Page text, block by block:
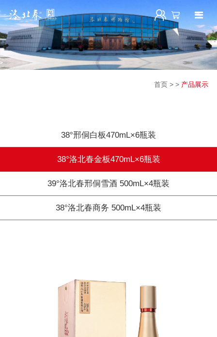
首页 >> 产品展示
38°邢侗白板470mL×6瓶装
38°洛北春金板470mL×6瓶装
39°洛北春邢侗雪酒 500mL×4瓶装
38°洛北春商务 500mL×4瓶装